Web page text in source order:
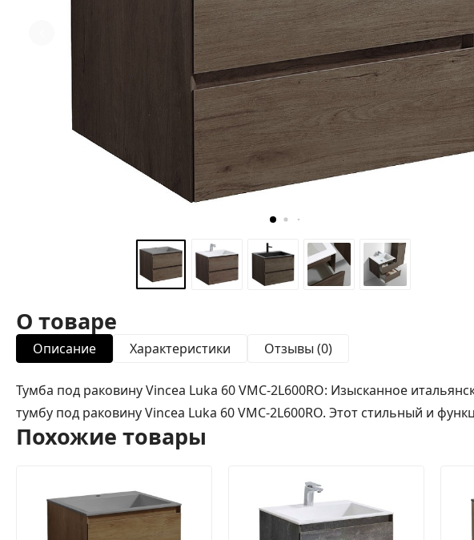
О товаре
Описание Характеристики Отзывы (0)
Тумба под раковину Vincea Luka 60 VMC-2L600RO: Изысканное
тумбу под раковину Vincea Luka 60 VMC-2L600RO. Этот стильный и
Похожие товары